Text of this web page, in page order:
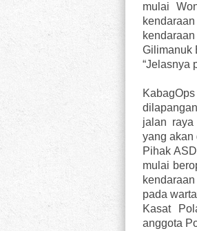
mulai
Gilimanuk
“Jelasnya
jalan raya
yang akan
Pihak
mulai
pada
Kasat
anggota